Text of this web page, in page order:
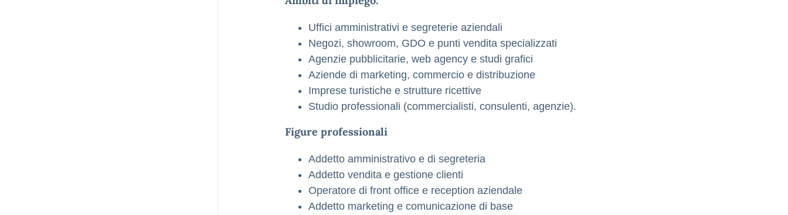
Uffici amministrativi e segreterie aziendali
Negozi, showroom, GDO e punti vendita specializzati
Agenzie pubblicitarie, web agency e studi grafici
Aziende di marketing, commercio e distribuzione
Imprese turistiche e strutture ricettive
Studio professionali (commercialisti, consulenti, agenzie).
Figure professionali
Addetto amministrativo e di segreteria
Addetto vendita e gestione clienti
Operatore di front office e reception aziendale
Addetto marketing e comunicazione di base